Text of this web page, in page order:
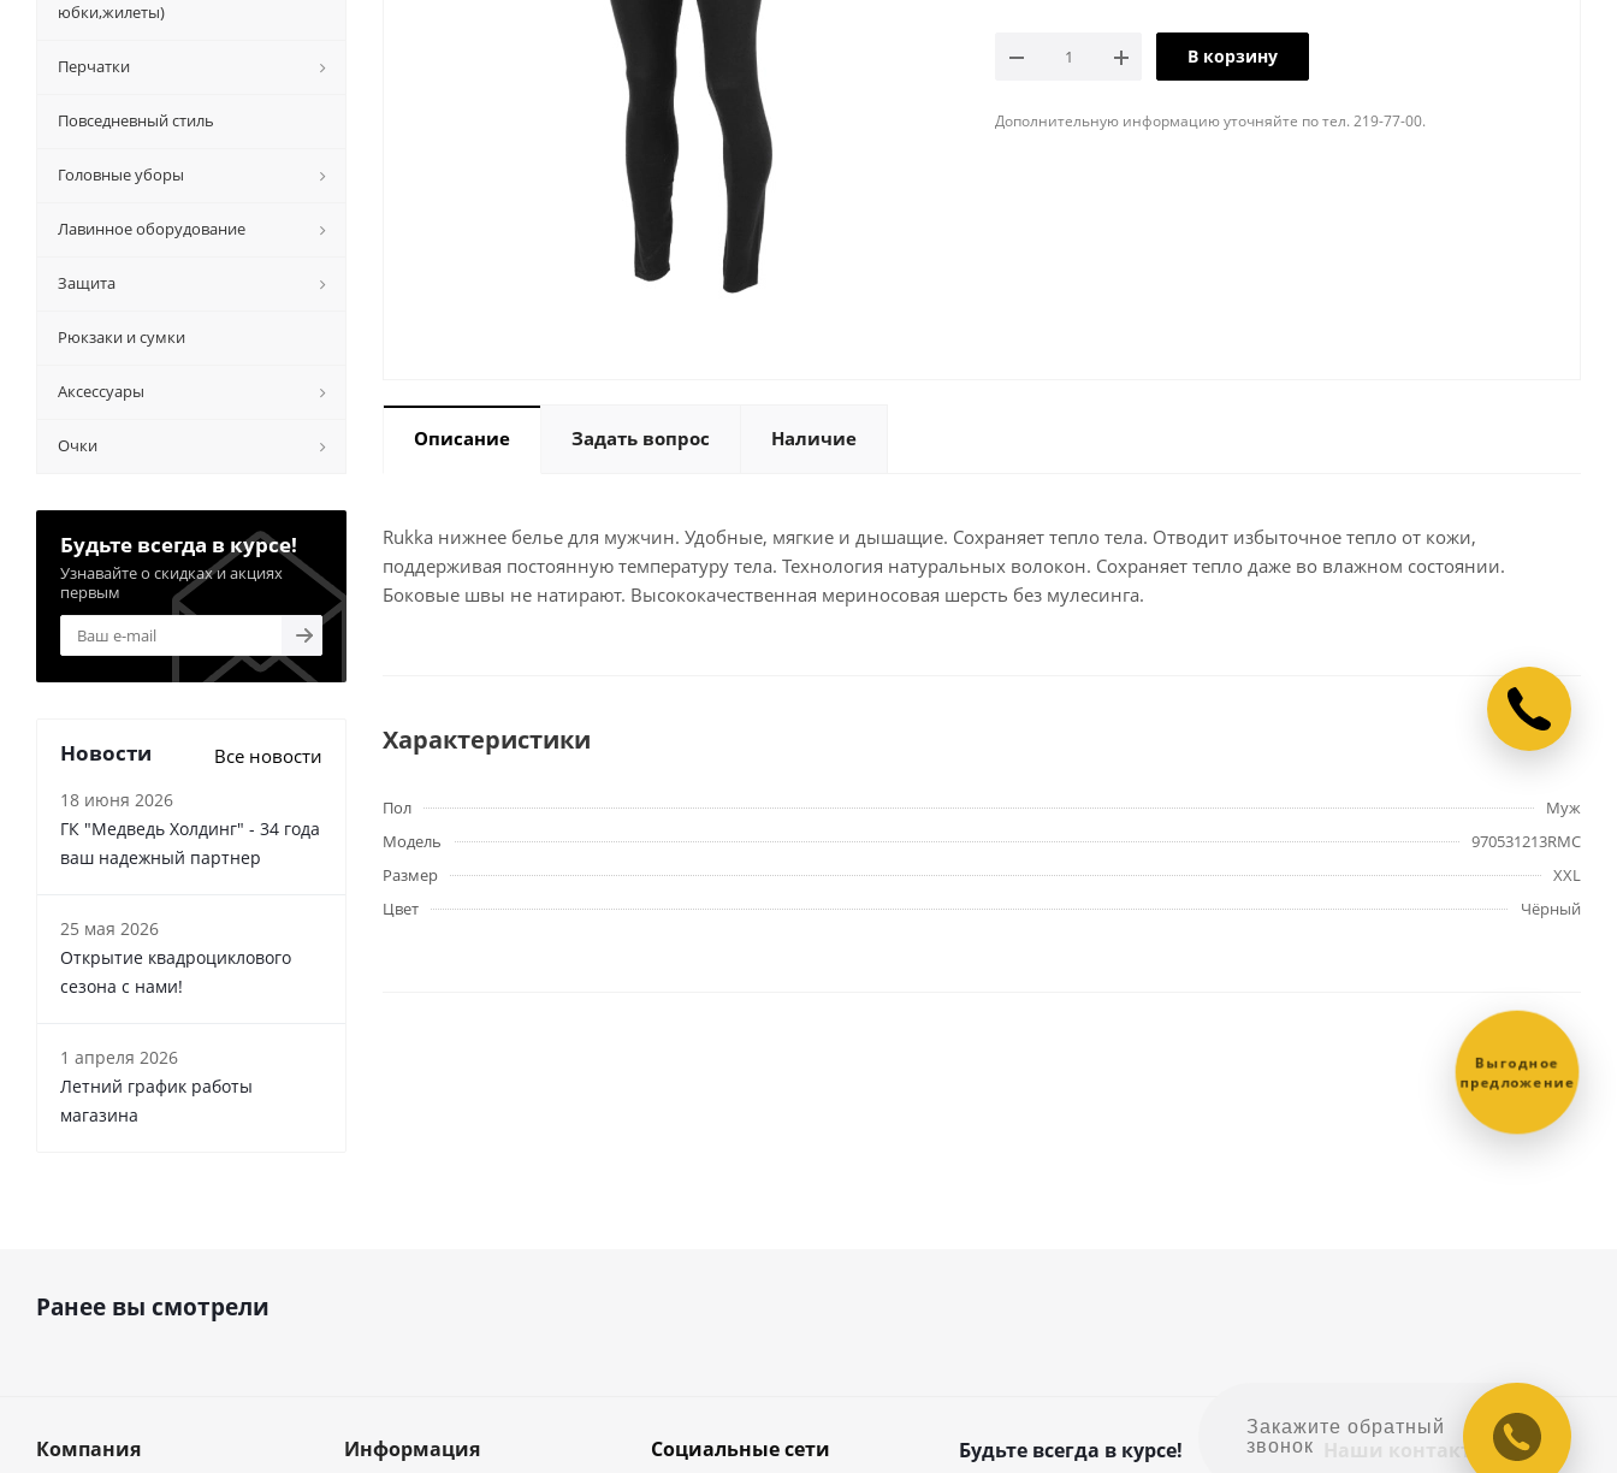
В корзину
Дополнительную информацию уточняйте по тел. 219-77-00.
Описание Задать вопрос Наличие
Rukka нижнее белье для мужчин. Удобные, мягкие и дышащие. Сохраняет тепло тела. Отводит избыточное тепло от кожи,
поддерживая постоянную температуру тела. Технология натуральных волокон. Сохраняет тепло даже во влажном состоянии.
Боковые швы не натирают. Высококачественная мериносовая шерсть без мулесинга.
Характеристики
Пол
Муж
Модель
970531213RMC
Размер
XXL
Цвет
Чёрный
юбки,жилеты)
Перчатки
Повседневный стиль
Головные уборы
Лавинное оборудование
Защита
Рюкзаки и сумки
Аксессуары
Очки
Будьте всегда в курсе!
Узнавайте о скидках и акциях
первым
Новости Все новости
18 июня 2026
ГК "Медведь Холдинг" - 34 года
ваш надежный партнер
25 мая 2026
Открытие квадроциклового
сезона с нами!
1 апреля 2026
Летний график работы
магазина
Ранее вы смотрели
Компания Информация Социальные сети Будьте всегда в курсе! Наши контакты
Закажите обратный
звонок
Выгодное
предложение